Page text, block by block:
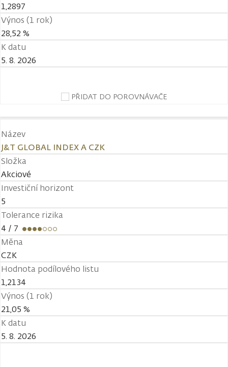
1,2897
Výnos (1 rok)
28,52 %
K datu
5. 8. 2026
PŘIDAT DO POROVNÁVAČE
Název
J&T GLOBAL INDEX A CZK
Složka
Akciové
Investiční horizont
5
Tolerance rizika
4 / 7
Měna
CZK
Hodnota podílového listu
1,2134
Výnos (1 rok)
21,05 %
K datu
5. 8. 2026